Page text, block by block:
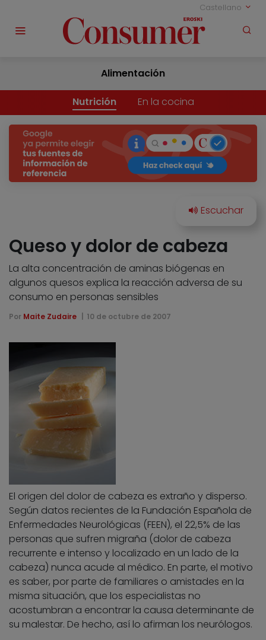
Castellano
Alimentación
Nutrición En la cocina
Queso y dolor de cabeza
La alta concentración de aminas biógenas en
algunos quesos explica la reacción adversa de su
consumo en personas sensibles
Por Maite Zudaire 10 de octubre de 2007
El origen del dolor de cabeza es extraño y disperso.
Según datos recientes de la Fundación Española de
Enfermedades Neurológicas (FEEN), el 22,5% de las
personas que sufren migraña (dolor de cabeza
recurrente e intenso y localizado en un lado de la
cabeza) nunca acude al médico. En parte, el motivo
es saber, por parte de familiares o amistades en la
misma situación, que los especialistas no
acostumbran a encontrar la causa determinante de
su malestar. De hecho, así lo afirman los neurólogos.